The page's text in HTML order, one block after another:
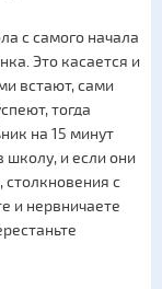
с самого начала
Это касается и
встают, сами
тогда
на 15 минут
школу, и если они
с
и нервничаете